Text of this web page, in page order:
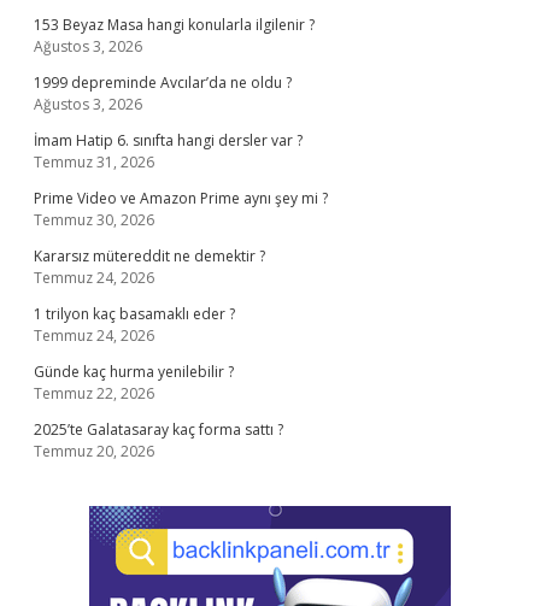
153 Beyaz Masa hangi konularla ilgilenir ?
Ağustos 3, 2026
1999 depreminde Avcılar’da ne oldu ?
Ağustos 3, 2026
İmam Hatip 6. sınıfta hangi dersler var ?
Temmuz 31, 2026
Prime Video ve Amazon Prime aynı şey mi ?
Temmuz 30, 2026
Kararsız mütereddit ne demektir ?
Temmuz 24, 2026
1 trilyon kaç basamaklı eder ?
Temmuz 24, 2026
Günde kaç hurma yenilebilir ?
Temmuz 22, 2026
2025’te Galatasaray kaç forma sattı ?
Temmuz 20, 2026